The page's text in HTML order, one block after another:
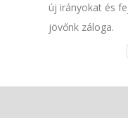
új irányokat és
jövőnk záloga.